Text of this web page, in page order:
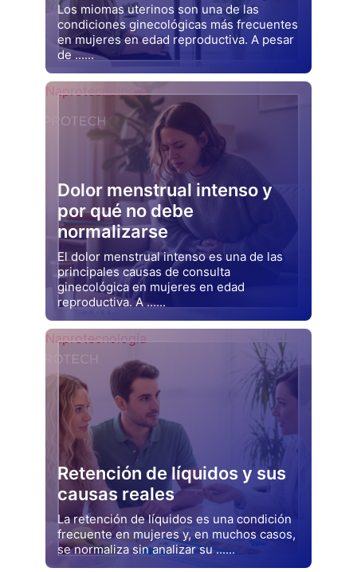
Los miomas uterinos son una de las
condiciones ginecológicas más frecuentes
en mujeres en edad reproductiva. A pesar
de ......
Drjluquerna
Dolor menstrual intenso y
por qué no debe
normalizarse
El dolor menstrual intenso es una de las
principales causas de consulta
ginecológica en mujeres en edad
reproductiva. A ......
Drjluquerna
Naprotecnología
Retención de líquidos y sus
causas reales
La retención de líquidos es una condición
frecuente en mujeres y, en muchos casos,
se normaliza sin analizar su ......
Naprotecnología